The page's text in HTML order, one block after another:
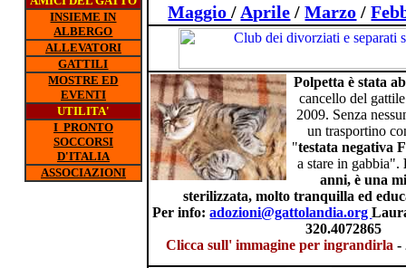
INSIEME IN
ALBERGO
ALLEVATORI
GATTILI
MOSTRE ED
EVENTI
UTILITA'
I PRONTO
SOCCORSI
D'ITALIA
ASSOCIAZIONI
Maggio/ Aprile /Marzo /
Polpetta è stata
cancello del
2009. Senza
un trasportino
"testata negativa
a stare in gabbia".
anni, è una
sterilizzata, molto tranquilla ed
Per info:adozioni@gattolandia.org
320.4072865
Clicca sull' immagine per ingrandirla -